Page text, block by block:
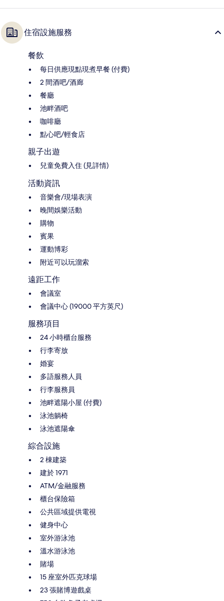
住宿設施服務
餐飲
每日供應現點現煮早餐 (付費)
2 間酒吧/酒廊
餐廳
池畔酒吧
咖啡廳
點心吧/輕食店
親子出遊
兒童免費入住 (見詳情)
活動資訊
音樂會/現場表演
晚間娛樂活動
購物
賓果
運動博彩
附近可以玩溜索
遠距工作
會議室
會議中心 (19000 平方英尺)
服務項目
24 小時櫃台服務
行李寄放
婚宴
多語服務人員
行李服務員
池畔遮陽小屋 (付費)
泳池躺椅
泳池遮陽傘
綜合設施
2 棟建築
建於 1971
ATM/金融服務
櫃台保險箱
公共區域提供電視
健身中心
室外游泳池
溫水游泳池
賭場
15 座室外匹克球場
23 張賭博遊戲桌